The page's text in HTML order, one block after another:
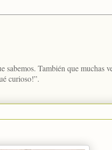
También que muchas
curioso!”.